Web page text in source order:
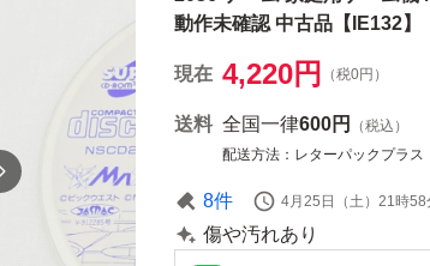
動作未確認 中古品【IE132】
現在 4,220円 （税0円）
送料 全国一律600円
（税込）
配送方法
レターパックプラス
8件 4月25日（土）21時58
傷や汚れあり